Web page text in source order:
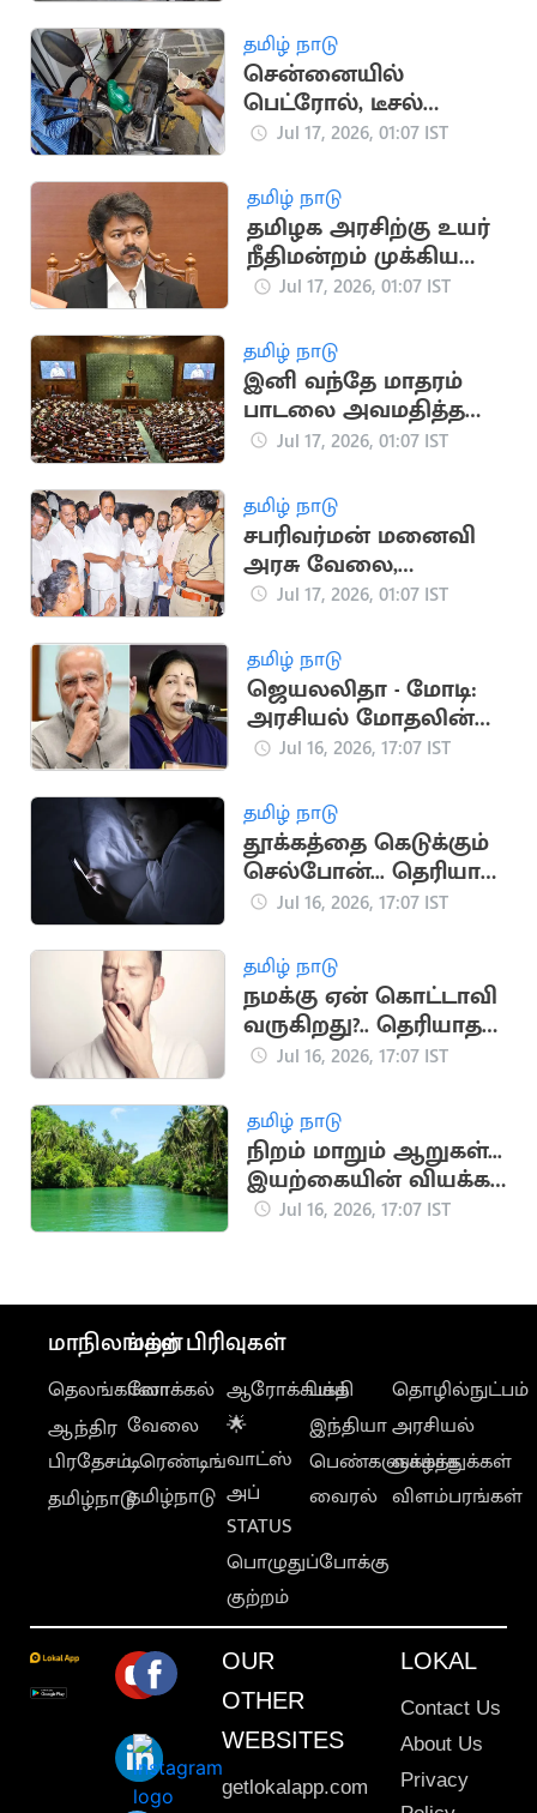
தமிழ் நாடு
சென்னையில்
பெட்ரோல், டீசல்
விலையில் மாற்றம்
Jul 17, 2026, 01:07 IST
தமிழ் நாடு
தமிழக அரசிற்கு உயர்
நீதிமன்றம் முக்கிய
அறிவுறுத்தல்
Jul 17, 2026, 01:07 IST
தமிழ் நாடு
இனி வந்தே மாதரம்
பாடலை அவமதித்தல்
தண்டனை நிச்சயம்
Jul 17, 2026, 01:07 IST
தமிழ் நாடு
சபரிவர்மன் மனைவி
அரசு வேலை,
நிவாரணத்தை ஏற்க
ஏமாற்றத்துடன்
திரும்பினர்
Jul 17, 2026, 01:07 IST
தமிழ் நாடு
ஜெயலலிதா - மோடி:
அரசியல் மோதலின்
முக்கிய தருணங்கள்
Jul 16, 2026, 17:07 IST
தமிழ் நாடு
தூக்கத்தை கெடுக்கும்
செல்போன்... தெரியாத
ஆபத்துகள்
Jul 16, 2026, 17:07 IST
தமிழ் நாடு
நமக்கு ஏன் கொட்டாவி
வருகிறது?.. தெரியாத
சுவாரஸ்ய
Jul 16, 2026, 17:07 IST
தமிழ் நாடு
நிறம் மாறும் ஆறுகள்...
இயற்கையின் வியக்க
வைக்கும்
Jul 16, 2026, 17:07 IST
மாநிலங்கள்
தெலங்கானா
ஆந்திர
பிரதேசம்
தமிழ்நாடு
மற்ற பிரிவுகள்
லோக்கல்
வேலை
டிரெண்டிங்
தமிழ்நாடு
ஆரோக்கியம்
🌟
வாட்ஸ்
அப்
STATUS
பொழுதுப்போக்கு
குற்றம்
பக்தி
இந்தியா
பெண்களுக்காக
வைரல்
தொழில்நுட்பம்
அரசியல்
வாழ்த்துக்கள்
விளம்பரங்கள்
OUR
OTHER
WEBSITES
getlokalapp.com
LOKAL
Contact Us
About Us
Privacy